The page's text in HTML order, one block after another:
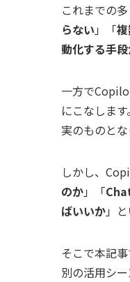
これまでの
らない 」「
動化する手
一方で
にこなしま
実のものとな
しかし、
のか」「
ばいいか」
そこで本記
別の活用シ